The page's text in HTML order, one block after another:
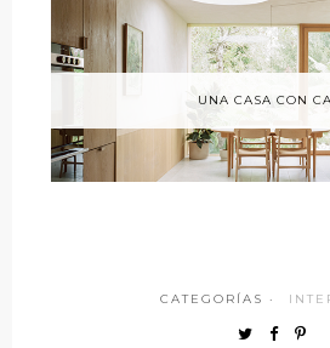
UNA CASA CON
CATEGORÍAS ·